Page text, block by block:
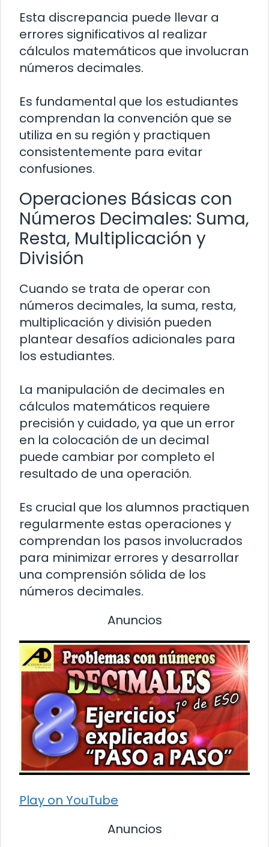
Esta discrepancia puede llevar a
errores significativos al realizar
cálculos matemáticos que involucran
números decimales.
Es fundamental que los estudiantes
comprendan la convención que se
utiliza en su región y practiquen
consistentemente para evitar
confusiones.
Operaciones Básicas con
Números Decimales: Suma,
Resta, Multiplicación y
División
Cuando se trata de operar con
números decimales, la suma, resta,
multiplicación y división pueden
plantear desafíos adicionales para
los estudiantes.
La manipulación de decimales en
cálculos matemáticos requiere
precisión y cuidado, ya que un error
en la colocación de un decimal
puede cambiar por completo el
resultado de una operación.
Es crucial que los alumnos practiquen
regularmente estas operaciones y
comprendan los pasos involucrados
para minimizar errores y desarrollar
una comprensión sólida de los
números decimales.
Anuncios
Play on YouTube
Anuncios